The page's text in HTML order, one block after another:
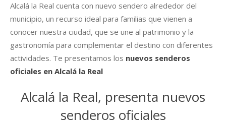
Alcalá la Real cuenta con nuevo sendero alrededor del
municipio, un recurso ideal para familias que vienen a
conocer nuestra ciudad, que se une al patrimonio y la
gastronomía para complementar el destino con diferentes
actividades. Te presentamos los nuevos senderos
oficiales en Alcalá la Real
Alcalá la Real, presenta nuevos
senderos oficiales